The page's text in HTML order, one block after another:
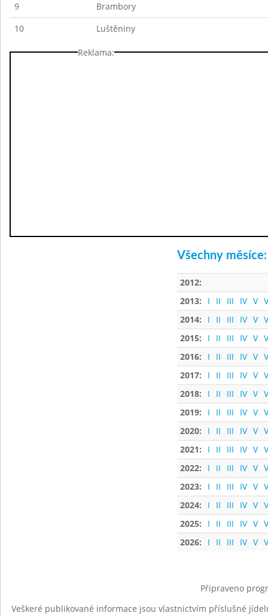
9
Brambory
10
Luštěniny
Reklama:
Všechny měsíce:
2012:
2013:
I II III IV V
2014:
I II III IV V
2015:
I II III IV V
2016:
I II III IV V
2017:
I II III IV V
2018:
I II III IV V
2019:
I II III IV V
2020:
I II III IV V
2021:
I II III IV V
2022:
I II III IV V
2023:
I II III IV V
2024:
I II III IV V
2025:
I II III IV V
2026:
I II III IV V
Připraveno
Veškeré publikované informace jsou vlastnictvím příslušné